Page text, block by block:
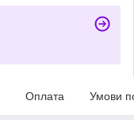
Оплата Умови